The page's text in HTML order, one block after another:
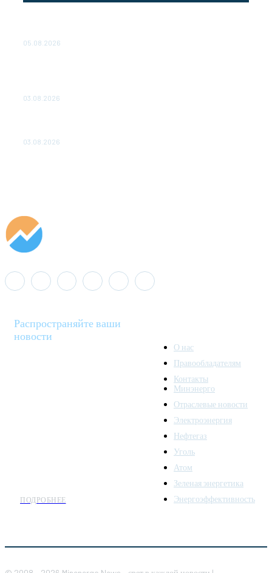
05.08.2026
03.08.2026
03.08.2026
Распространяйте ваши
новости
ПОДРОБНЕЕ
О нас
Правообладателям
Контакты
Минэнерго
Отраслевые новости
Электроэнергия
Нефтегаз
Уголь
Атом
Зеленая энергетика
Энергоэффективность